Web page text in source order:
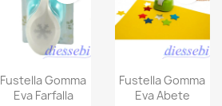
Fustella Gomma
Eva Farfalla
Fustella Gomma
Eva Abete